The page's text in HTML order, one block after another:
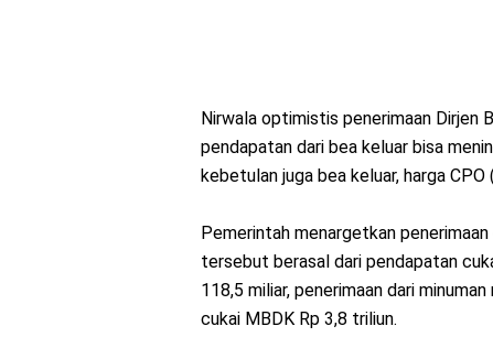
Nirwala optimistis penerimaan Dirjen
pendapatan dari bea keluar bisa
kebetulan juga bea keluar, harga CPO
Pemerintah menargetkan
tersebut berasal dari pendapatan
118,5 miliar, penerimaan dari
cukai MBDK Rp 3,8 triliun.